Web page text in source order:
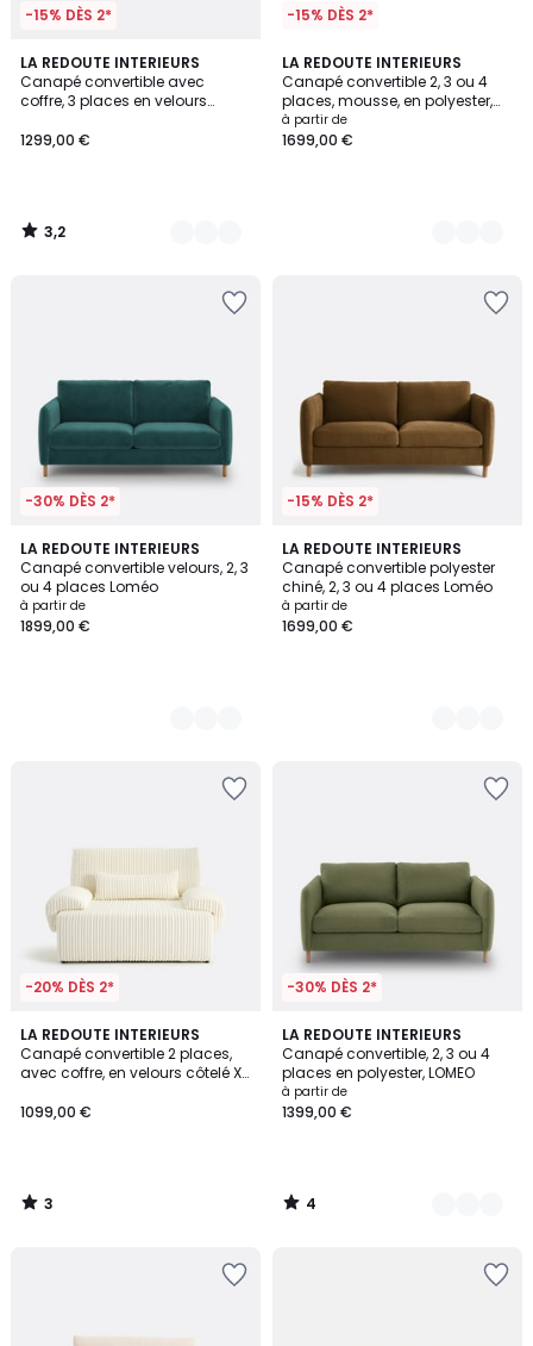
-15% DÈS 2*
LA REDOUTE INTERIEURS
Canapé convertible avec
coffre, 3 places en velours
1299,00 €
3,2
/ 5
7
Couleurs
3,2
/
-15% DÈS 2*
LA REDOUTE INTERIEURS
Canapé convertible 2, 3 ou 4
places, mousse, en polyester,
TIMOR
à partir de
1699,00 €
3
Couleurs
-30% DÈS 2*
LA REDOUTE INTERIEURS
Canapé convertible velours, 2, 3
ou 4 places Loméo
à partir de
1899,00 €
3
Couleurs
-15% DÈS 2*
LA REDOUTE INTERIEURS
Canapé convertible polyester
chiné, 2, 3 ou 4 places Loméo
à partir de
1699,00 €
4
Couleurs
-20% DÈS 2*
LA REDOUTE INTERIEURS
Canapé convertible 2 places,
avec coffre, en velours côtelé XL,
1099,00 €
3
/
5
3
/
-30% DÈS 2*
LA REDOUTE INTERIEURS
Canapé convertible, 2, 3 ou 4
places en polyester, LOMEO
à partir de
1399,00 €
4
/
5
6
Couleurs
4
/